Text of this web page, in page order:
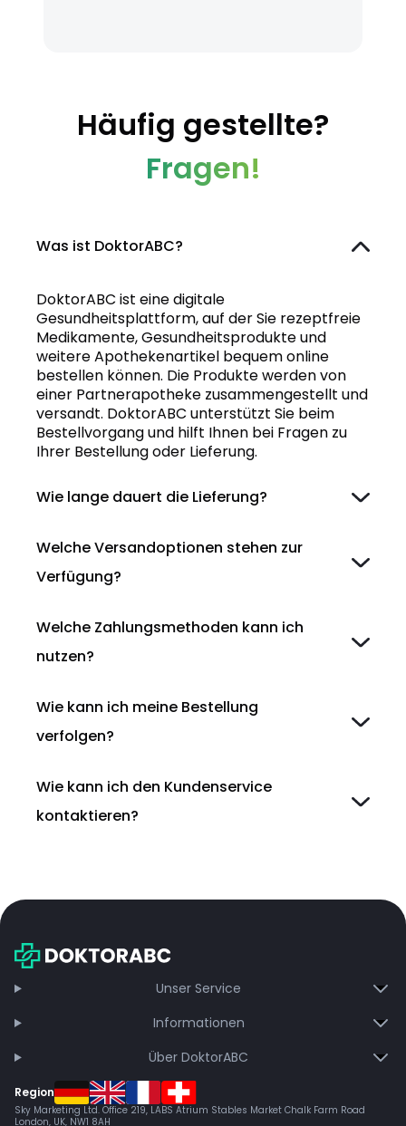
Häufig gestellte?
Fragen!
Was ist DoktorABC?
DoktorABC ist eine digitale
Gesundheitsplattform, auf der Sie rezeptfreie
Medikamente, Gesundheitsprodukte und
weitere Apothekenartikel bequem online
bestellen können. Die Produkte werden von
einer Partnerapotheke zusammengestellt und
versandt. DoktorABC unterstützt Sie beim
Bestellvorgang und hilft Ihnen bei Fragen zu
Ihrer Bestellung oder Lieferung.
Wie lange dauert die Lieferung?
Welche Versandoptionen stehen zur
Verfügung?
Welche Zahlungsmethoden kann ich
nutzen?
Wie kann ich meine Bestellung
verfolgen?
Wie kann ich den Kundenservice
kontaktieren?
Unser Service
Informationen
Über DoktorABC
Region
Sky Marketing Ltd. Office 219, LABS Atrium Stables Market Chalk Farm Road
London, UK, NW1 8AH